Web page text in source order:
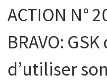
ACTION N°
BRAVO:
d’utiliser